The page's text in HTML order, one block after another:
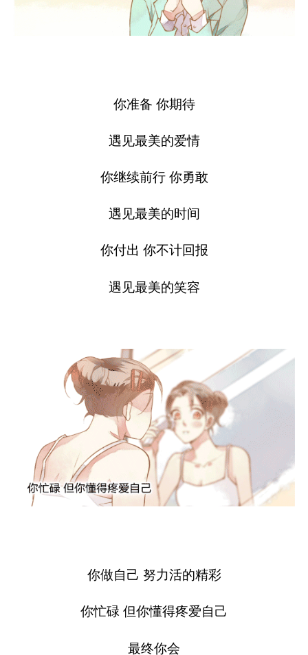
你准备 你期待
遇见最美的爱情
你继续前行 你勇敢
遇见最美的时间
你付出 你不计回报
遇见最美的笑容
你做自己 努力活的精彩
你忙碌 但你懂得疼爱自己
最终你会